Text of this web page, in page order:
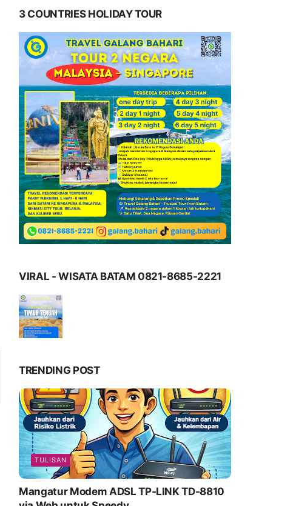
3 COUNTRIES HOLIDAY TOUR
VIRAL - WISATA BATAM 0821-8685-2221
TRENDING POST
TULISAN
Mangatur Modem ADSL TP-LINK TD-8810